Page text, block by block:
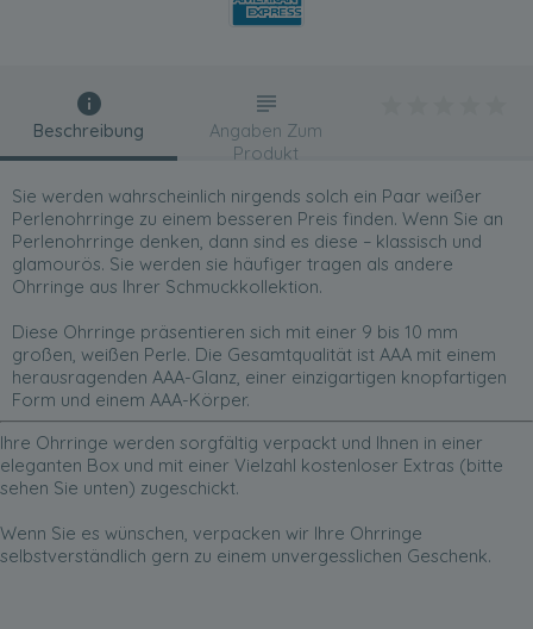
Beschreibung
Sie werden wahrscheinlich nirgends solch ein Paar weißer
Perlenohrringe zu einem besseren Preis finden. Wenn Sie an
Perlenohrringe denken, dann sind es diese – klassisch und
glamourös. Sie werden sie häufiger tragen als andere
Ohrringe aus Ihrer Schmuckkollektion.
Diese Ohrringe präsentieren sich mit einer 9 bis 10 mm
großen, weißen Perle. Die Gesamtqualität ist AAA mit einem
herausragenden AAA-Glanz, einer einzigartigen knopfartigen
Form und einem AAA-Körper.
Ihre Ohrringe werden sorgfältig verpackt und Ihnen in einer
eleganten Box und mit einer Vielzahl kostenloser Extras (bitte
sehen Sie unten) zugeschickt.
Wenn Sie es wünschen, verpacken wir Ihre Ohrringe
selbstverständlich gern zu einem unvergesslichen Geschenk.
Angaben Zum
Produkt